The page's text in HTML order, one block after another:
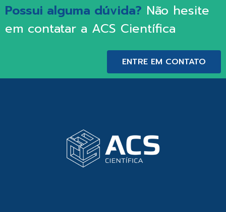
Possui alguma dúvida? Não hesite
em contatar a ACS Científica
ENTRE EM CONTATO